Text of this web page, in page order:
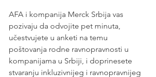
AFA i kompanija Merck Srbija vas
pozivaju da odvojite pet minuta,
učestvujete u anketi na temu
poštovanja rodne ravnopravnosti u
kompanijama u Srbiji, i doprinesete
stvaranju inkluzivnijeg i ravnopravnijeg